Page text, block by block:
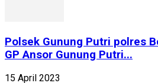
Polsek Gunung Putri polres
GP Ansor Gunung Putri...
15 April 2023